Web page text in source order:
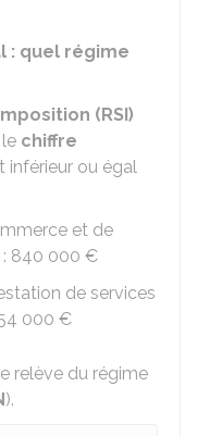
: quel régime
(RSI)
chiffre
inférieur ou égal
et de
840 000 €
de services
000 €
relève du régime
).